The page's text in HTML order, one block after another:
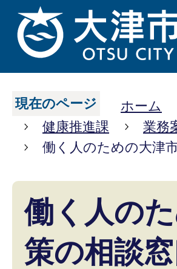
現在のページ ホーム
健康推進課
業務
働く人のための大津
働く人の
策の相談